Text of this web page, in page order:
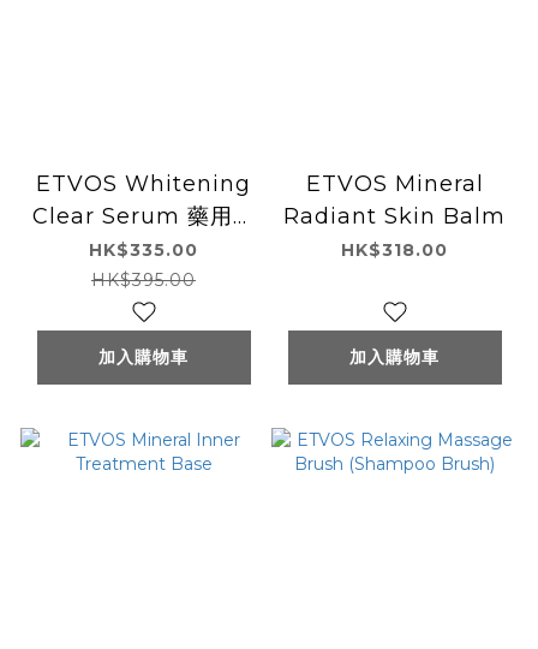
ETVOS Whitening
Clear Serum 藥用美
白清透精華液50mL
HK$335.00
HK$395.00
加入購物車
ETVOS Mineral
Radiant Skin Balm
HK$318.00
加入購物車